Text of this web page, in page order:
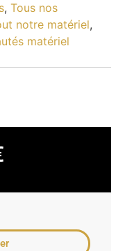
, Tous nos
notre matériel,
matériel